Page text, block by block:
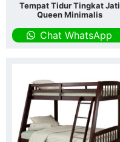
Tempat Tidur Tingkat Jati
Queen Minimalis
Chat WhatsApp